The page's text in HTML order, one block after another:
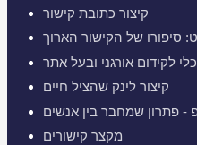
קיצור כתובת קישור
סיפורו של הקישור הארוך
לקידום אורגני ובעל אתר
קיצור לינק שהציל חיים
- פתרון שמחבר בין אנשים
מקצר קישורים